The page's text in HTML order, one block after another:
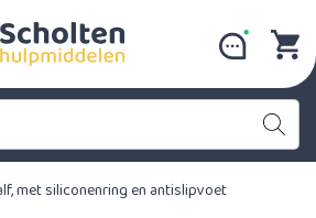
met siliconenring en antislipvoet